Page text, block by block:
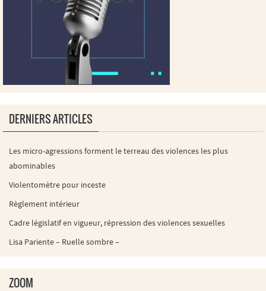
DERNIERS ARTICLES
Les micro-agressions forment le terreau des violences les plus
abominables
Violentomètre pour inceste
Règlement intérieur
Cadre législatif en vigueur, répression des violences sexuelles
Lisa Pariente – Ruelle sombre –
ZOOM